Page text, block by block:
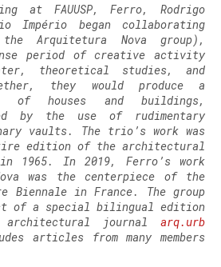
at FAUUSP, Ferro, Rodrigo
Império began collaborating
Arquitetura Nova group),
period of creative activity
theoretical studies, and
they would produce a
of houses and buildings,
by the use of rudimentary
vaults. The trio’s work was
edition of the architectural
1965. In 2019, Ferro’s work
was the centerpiece of the
Biennale in France. The group
of a special bilingual edition
journal arq.urb
articles from many members